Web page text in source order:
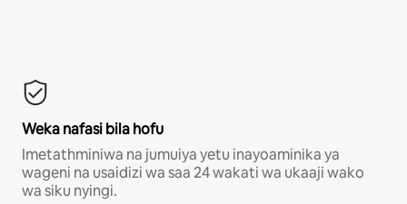
Weka nafasi bila hofu
Imetathminiwa na jumuiya yetu inayoaminika ya
wageni na usaidizi wa saa 24 wakati wa ukaaji wako
wa siku nyingi.